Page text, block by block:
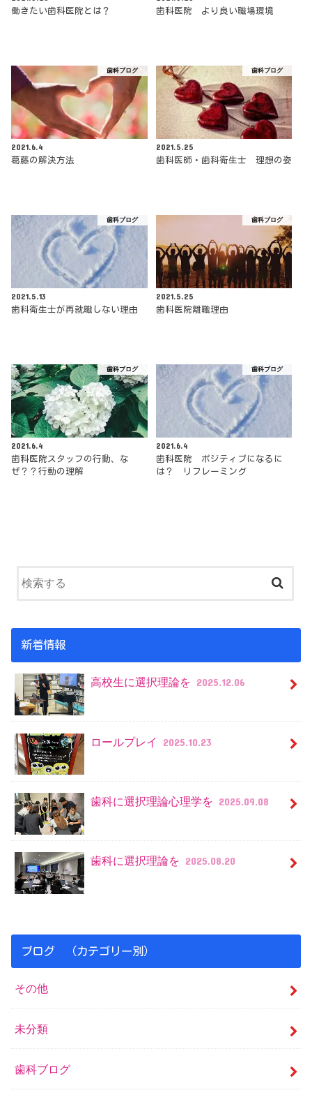
働きたい歯科医院とは？ 歯科医院 より良い職場環境
歯科ブログ
2021.6.4
葛藤の解決方法
歯科ブログ
2021.5.25
歯科医師・歯科衛生士 理想の姿
歯科ブログ
2021.5.13
歯科衛生士が再就職しない理由
歯科ブログ
2021.5.25
歯科医院離職理由
歯科ブログ
2021.6.4
歯科医院スタッフの行動、な
ぜ？？行動の理解
歯科ブログ
2021.6.4
歯科医院 ポジティブになるに
は？ リフレーミング
新着情報
高校生に選択理論を 2025.12.06
ロールプレイ 2025.10.23
歯科に選択理論心理学を 2025.09.08
歯科に選択理論を 2025.08.20
ブログ （カテゴリー別）
その他
未分類
歯科ブログ